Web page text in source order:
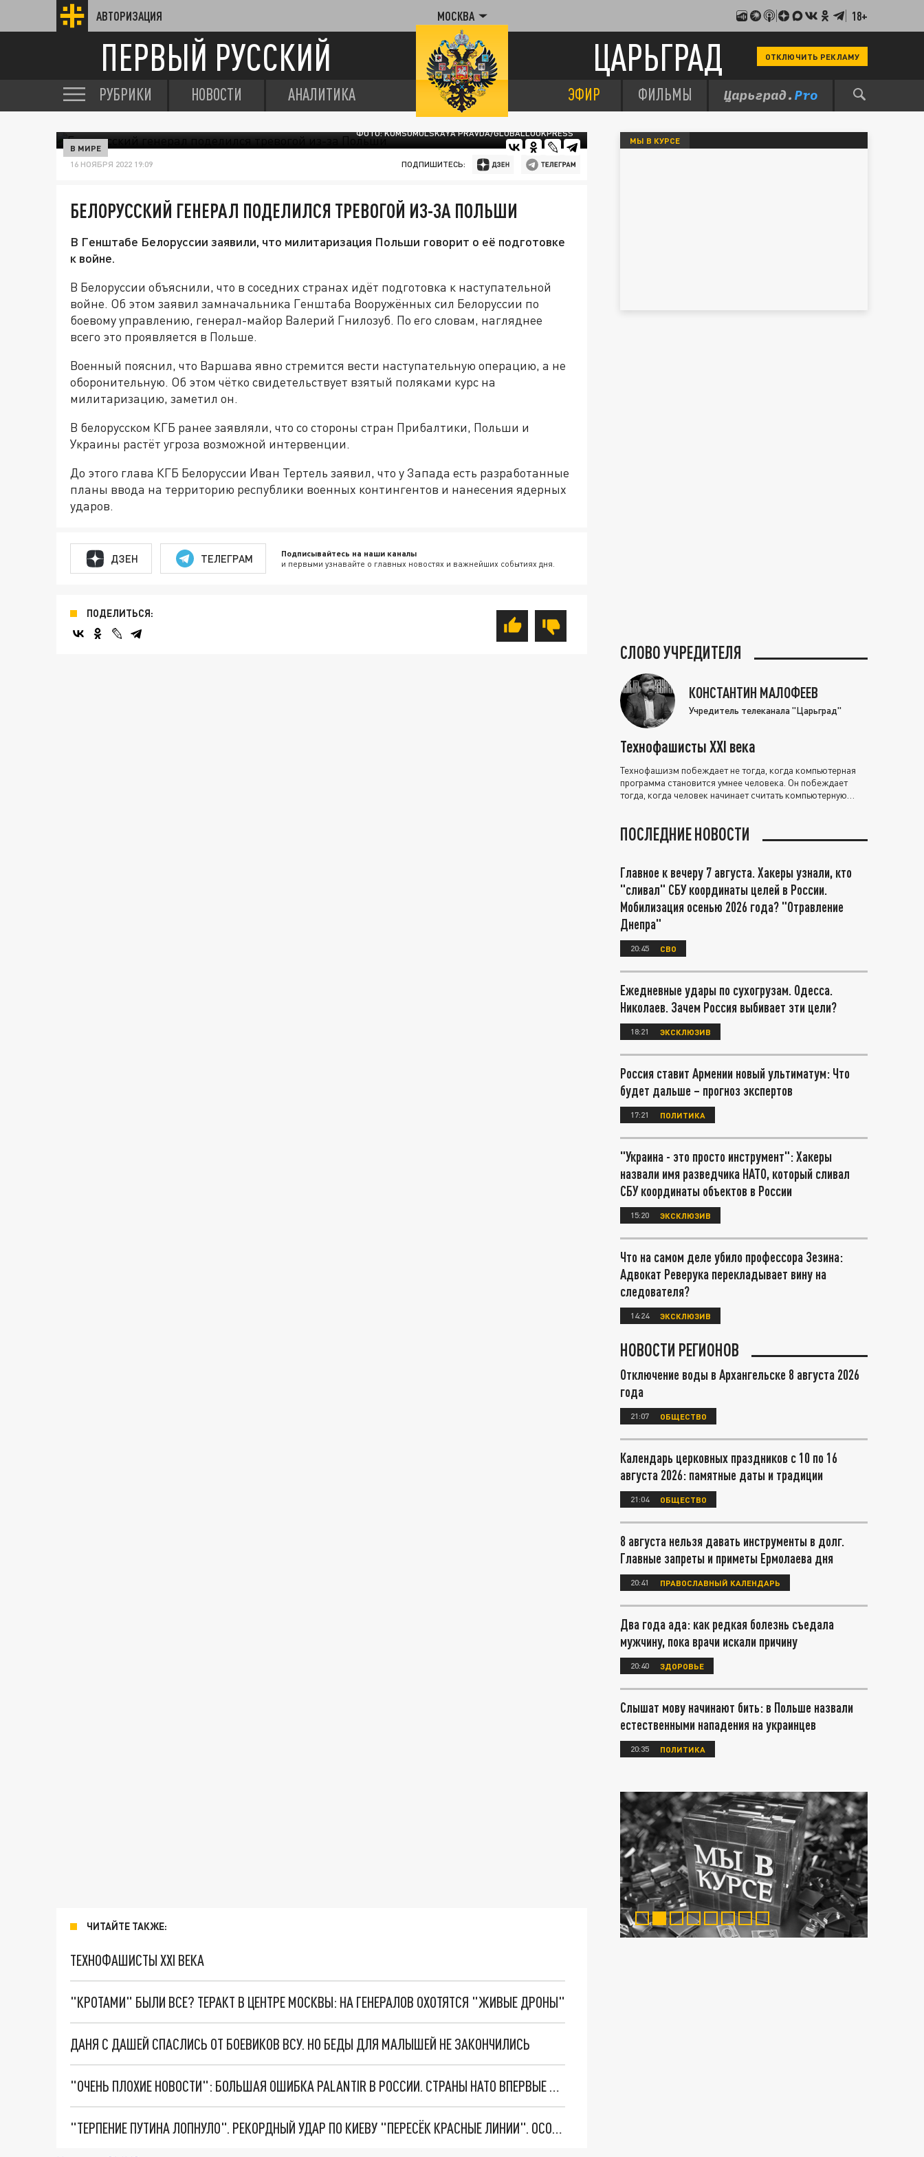
АВТОРИЗАЦИЯ МОСКВА 18+
ПЕРВЫЙ РУССКИЙ ЦАРЬГРАД ОТКЛЮЧИТЬ РЕКЛАМУ
РУБРИКИ НОВОСТИ АНАЛИТИКА ЭФИР ФИЛЬМЫ
ФОТО: KOMSOMOLSKAYA PRAVDA/GLOBALLOOKPRESS
В МИРЕ
16 НОЯБРЯ 2022 19:09 ПОДПИШИТЕСЬ:
БЕЛОРУССКИЙ ГЕНЕРАЛ ПОДЕЛИЛСЯ ТРЕВОГОЙ ИЗ-ЗА ПОЛЬШИ
В Генштабе Белоруссии заявили, что милитаризация Польши говорит о её подготовке
к войне.
В Белоруссии объяснили, что в соседних странах идёт подготовка к наступательной
войне. Об этом заявил замначальника Генштаба Вооружённых сил Белоруссии по
боевому управлению, генерал-майор Валерий Гнилозуб. По его словам, нагляднее
всего это проявляется в Польше.
Военный пояснил, что Варшава явно стремится вести наступательную операцию, а не
оборонительную. Об этом чётко свидетельствует взятый поляками курс на
милитаризацию, заметил он.
В белорусском КГБ ранее заявляли, что со стороны стран Прибалтики, Польши и
Украины растёт угроза возможной интервенции.
До этого глава КГБ Белоруссии Иван Тертель заявил, что у Запада есть разработанные
планы ввода на территорию республики военных контингентов и нанесения ядерных
ударов.
ДЗЕН ТЕЛЕГРАМ Подписывайтесь на наши каналы
и первыми узнавайте о главных новостях и важнейших событиях дня.
ПОДЕЛИТЬСЯ:
ЧИТАЙТЕ ТАКЖЕ:
ТЕХНОФАШИСТЫ XXI ВЕКА
"КРОТАМИ" БЫЛИ ВСЕ? ТЕРАКТ В ЦЕНТРЕ МОСКВЫ: НА ГЕНЕРАЛОВ ОХОТЯТСЯ "ЖИВЫЕ ДРОНЫ"
ДАНЯ С ДАШЕЙ СПАСЛИСЬ ОТ БОЕВИКОВ ВСУ. НО БЕДЫ ДЛЯ МАЛЫШЕЙ НЕ ЗАКОНЧИЛИСЬ
"ОЧЕНЬ ПЛОХИЕ НОВОСТИ": БОЛЬШАЯ ОШИБКА PALANTIR В РОССИИ. СТРАНЫ НАТО ВПЕРВЫЕ ЗА СВО ОСТАНОВИЛИ ПОСТАВКИ ОРУЖИЯ. ВСУ ТЕРЯЮТ ПРИГРАНИЧЬЕ?
"ТЕРПЕНИЕ ПУТИНА ЛОПНУЛО". РЕКОРДНЫЙ УДАР ПО КИЕВУ "ПЕРЕСЁК КРАСНЫЕ ЛИНИИ". ОСОБЫЕ СПЕЦЫ КНДР НА ЛБС? ТАЙНЫЕ ПЕРЕГОВОРЫ ЕВРОПЫ И МОСКВЫ
МЫ В КУРСЕ
СЛОВО УЧРЕДИТЕЛЯ
КОНСТАНТИН МАЛОФЕЕВ
Учредитель телеканала "Царьград"
Технофашисты XXI века
Технофашизм побеждает не тогда, когда компьютерная
программа становится умнее человека. Он побеждает
тогда, когда человек начинает считать компьютерную
ПОСЛЕДНИЕ НОВОСТИ
Главное к вечеру 7 августа. Хакеры узнали, кто
"сливал" СБУ координаты целей в России.
Мобилизация осенью 2026 года? "Отравление
Днепра"
20:45 СВО
Ежедневные удары по сухогрузам. Одесса.
Николаев. Зачем Россия выбивает эти цели?
18:21 ЭКСКЛЮЗИВ
Россия ставит Армении новый ультиматум: Что
будет дальше – прогноз экспертов
17:21 ПОЛИТИКА
"Украина - это просто инструмент": Хакеры
назвали имя разведчика НАТО, который сливал
СБУ координаты объектов в России
15:20 ЭКСКЛЮЗИВ
Что на самом деле убило профессора Зезина:
Адвокат Реверука перекладывает вину на
следователя?
14:24 ЭКСКЛЮЗИВ
НОВОСТИ РЕГИОНОВ
Отключение воды в Архангельске 8 августа 2026
года
21:07 ОБЩЕСТВО
Календарь церковных праздников с 10 по 16
августа 2026: памятные даты и традиции
21:04 ОБЩЕСТВО
8 августа нельзя давать инструменты в долг.
Главные запреты и приметы Ермолаева дня
20:41 ПРАВОСЛАВНЫЙ КАЛЕНДАРЬ
Два года ада: как редкая болезнь съедала
мужчину, пока врачи искали причину
20:40 ЗДОРОВЬЕ
Слышат мову начинают бить: в Польше назвали
естественными нападения на украинцев
20:35 ПОЛИТИКА